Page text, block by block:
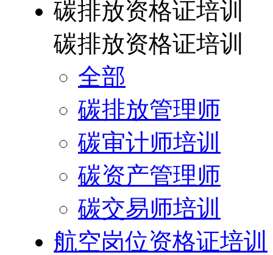
碳排放资格证培训
碳排放资格证培训
全部
碳排放管理师
碳审计师培训
碳资产管理师
碳交易师培训
航空岗位资格证培训